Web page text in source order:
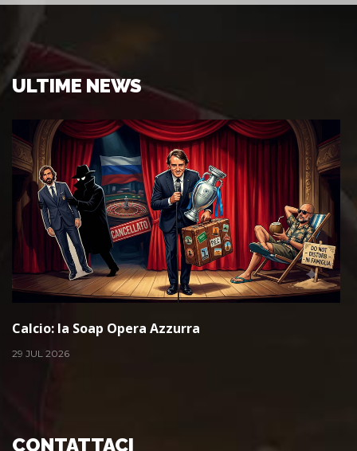
ULTIME NEWS
Calcio: la Soap Opera Azzurra
29 JUL 2026
CONTATTACI